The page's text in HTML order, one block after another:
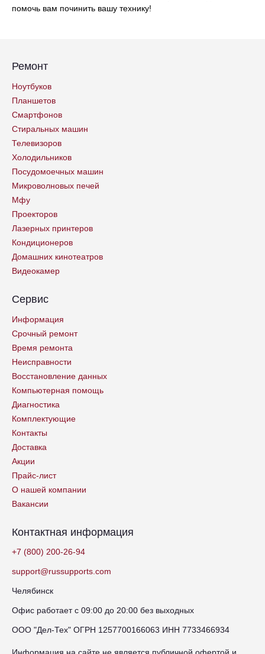
помочь вам починить вашу технику!
Ремонт
Ноутбуков
Планшетов
Смартфонов
Стиральных машин
Телевизоров
Холодильников
Посудомоечных машин
Микроволновых печей
Мфу
Проекторов
Лазерных принтеров
Кондиционеров
Домашних кинотеатров
Видеокамер
Сервис
Информация
Срочный ремонт
Время ремонта
Неисправности
Восстановление данных
Компьютерная помощь
Диагностика
Комплектующие
Контакты
Доставка
Акции
Прайс-лист
О нашей компании
Вакансии
Контактная информация
+7 (800) 200-26-94
support@russupports.com
Челябинск
Офис работает с 09:00 до 20:00 без выходных
ООО "Дел-Тех" ОГРН 1257700166063 ИНН 7733466934
Информация на сайте не является публичной офертой и